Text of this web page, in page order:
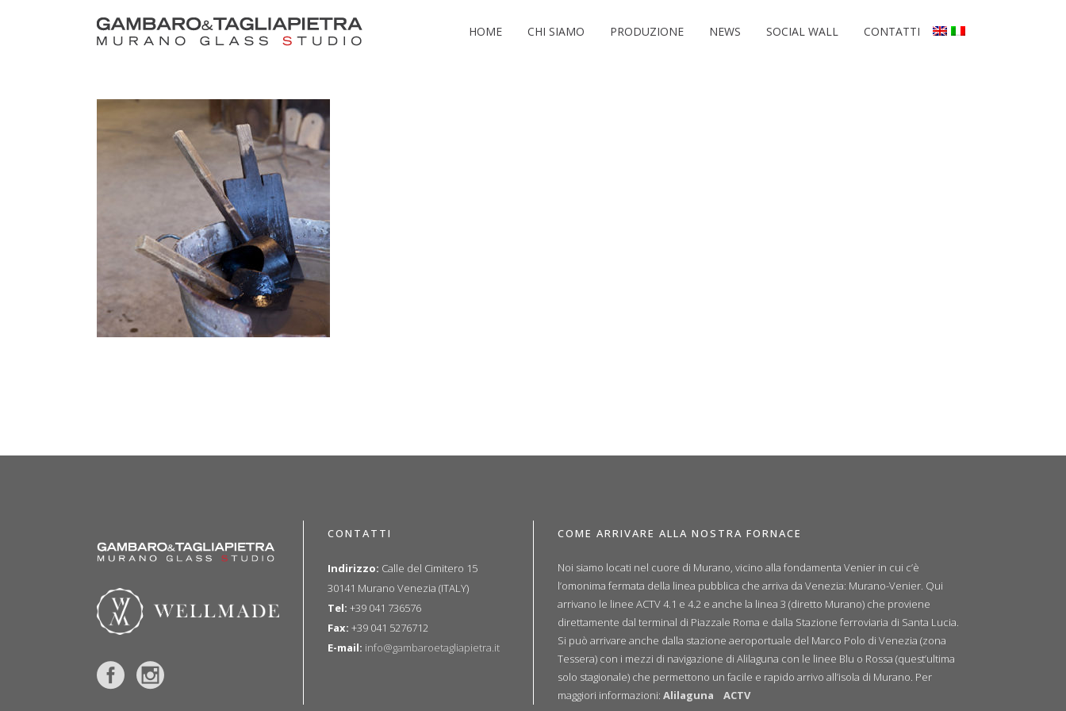
HOME CHI SIAMO PRODUZIONE NEWS SOCIAL WALL CONTATTI
CONTATTI
Indirizzo: Calle del Cimitero 15
30141 Murano Venezia (ITALY)
Tel: +39 041 736576
Fax: +39 041 5276712
E-mail: info@gambaroetagliapietra.it
COME ARRIVARE ALLA NOSTRA FORNACE
Noi siamo locati nel cuore di Murano, vicino alla fondamenta Venier in cui c’è
l’omonima fermata della linea pubblica che arriva da Venezia: Murano-Venier. Qui
arrivano le linee ACTV 4.1 e 4.2 e anche la linea 3 (diretto Murano) che proviene
direttamente dal terminal di Piazzale Roma e dalla Stazione ferroviaria di Santa Lucia.
Si può arrivare anche dalla stazione aeroportuale del Marco Polo di Venezia (zona
Tessera) con i mezzi di navigazione di Alilaguna con le linee Blu o Rossa (quest’ultima
solo stagionale) che permettono un facile e rapido arrivo all’isola di Murano. Per
maggiori informazioni: Alilaguna ACTV